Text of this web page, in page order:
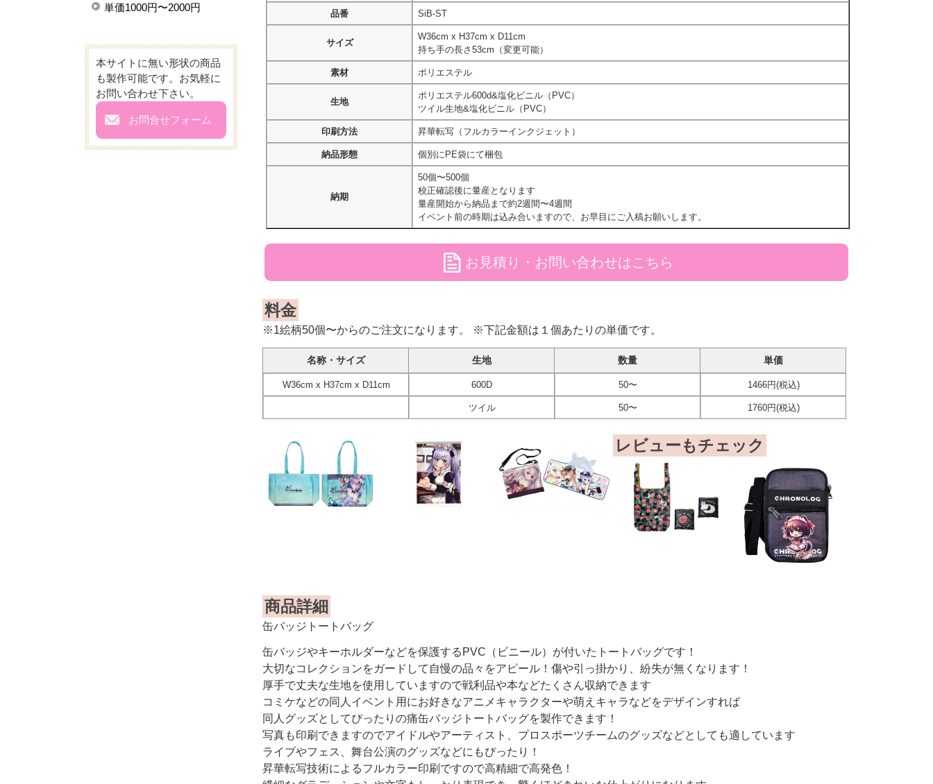
品番 SiB-ST
サイズ
W36cm x H37cm x D11cm
持ち手の長さ53cm（変更可能）
素材 ポリエステル
生地
ポリエステル600d&塩化ビニル（PVC）
ツイル生地&塩化ビニル（PVC）
印刷方法 昇華転写（フルカラーインクジェット）
納品形態 個別にPE袋にて梱包
納期
50個〜500個
校正確認後に量産となります
量産開始から納品まで約2週間〜4週間
イベント前の時期は込み合いますので、お早目にご入稿お願いします。
file お見積り・お問い合わせはこちら
料金
※1絵柄50個〜からのご注文になります。 ※下記金額は１個あたりの単価です。
名称・サイズ 生地 数量 単価
W36cm x H37cm x D11cm 600D 50〜 1466円(税込)
ツイル 50〜 1760円(税込)
レビューもチェック
商品詳細
缶バッジトートバッグ
缶バッジやキーホルダーなどを保護するPVC（ビニール）が付いたトートバッグです！
大切なコレクションをガードして自慢の品々をアピール！傷や引っ掛かり、紛失が無くなります！
厚手で丈夫な生地を使用していますので戦利品や本などたくさん収納できます
コミケなどの同人イベント用にお好きなアニメキャラクターや萌えキャラなどをデザインすれば
同人グッズとしてぴったりの痛缶バッジトートバッグを製作できます！
写真も印刷できますのでアイドルやアーティスト、プロスポーツチームのグッズなどとしても適しています
ライブやフェス、舞台公演のグッズなどにもぴったり！
昇華転写技術によるフルカラー印刷ですので高精細で高発色！
単価1000円〜2000円
本サイトに無い形状の商品
も製作可能です。お気軽に
お問い合わせ下さい。
mail お問合せフォーム